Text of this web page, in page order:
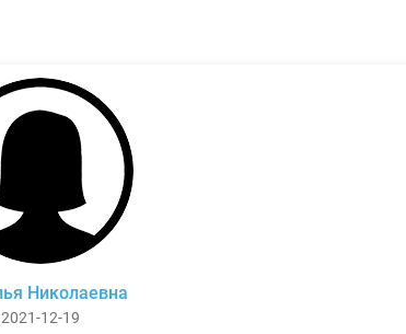
Николаевна
2021-12-19